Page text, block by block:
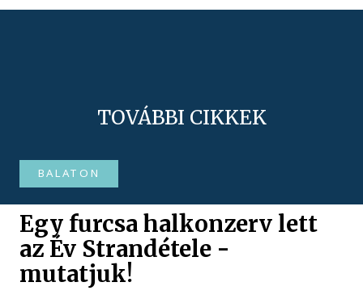
TOVÁBBI CIKKEK
BALATON
Egy furcsa halkonzerv lett
az Év Strandétele -
mutatjuk!